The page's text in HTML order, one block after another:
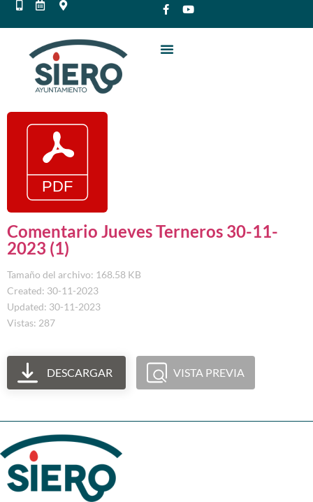
Comentario Jueves Terneros 30-11-
2023 (1)
Tamaño del archivo: 168.58 KB
Created: 30-11-2023
Updated: 30-11-2023
Vistas: 287
DESCARGAR VISTA PREVIA